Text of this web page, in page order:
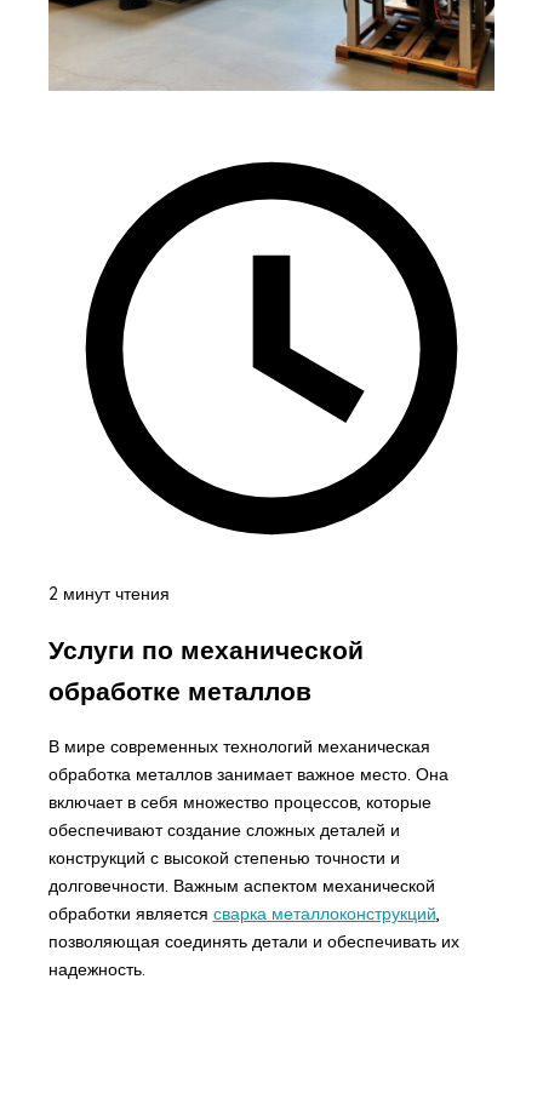
2 минут чтения
Услуги по механической
обработке металлов
В мире современных технологий механическая
обработка металлов занимает важное место. Она
включает в себя множество процессов, которые
обеспечивают создание сложных деталей и
конструкций с высокой степенью точности и
долговечности. Важным аспектом механической
обработки является сварка металлоконструкций
позволяющая соединять детали и обеспечивать их
надежность.